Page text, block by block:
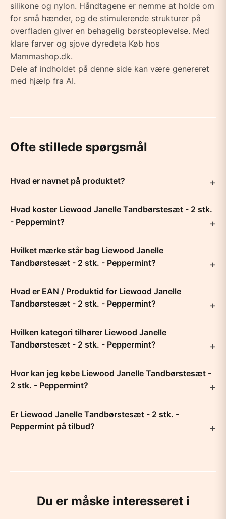
silikone og nylon. Håndtagene er nemme at holde om
for små hænder, og de stimulerende strukturer på
overfladen giver en behagelig børsteoplevelse. Med
klare farver og sjove dyredeta Køb hos
Mammashop.dk.
Dele af indholdet på denne side kan være genereret
med hjælp fra AI.
Ofte stillede spørgsmål
Hvad er navnet på produktet?
Hvad koster Liewood Janelle Tandbørstesæt - 2 stk.
- Peppermint?
Hvilket mærke står bag Liewood Janelle
Tandbørstesæt - 2 stk. - Peppermint?
Hvad er EAN / Produktid for Liewood Janelle
Tandbørstesæt - 2 stk. - Peppermint?
Hvilken kategori tilhører Liewood Janelle
Tandbørstesæt - 2 stk. - Peppermint?
Hvor kan jeg købe Liewood Janelle Tandbørstesæt -
2 stk. - Peppermint?
Er Liewood Janelle Tandbørstesæt - 2 stk. -
Peppermint på tilbud?
Du er måske interesseret i